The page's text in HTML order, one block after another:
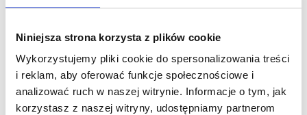
Niniejsza strona korzysta z plików cookie
Wykorzystujemy pliki cookie do spersonalizowania treści
i reklam, aby oferować funkcje społecznościowe i
analizować ruch w naszej witrynie. Informacje o tym, jak
korzystasz z naszej witryny, udostępniamy partnerom